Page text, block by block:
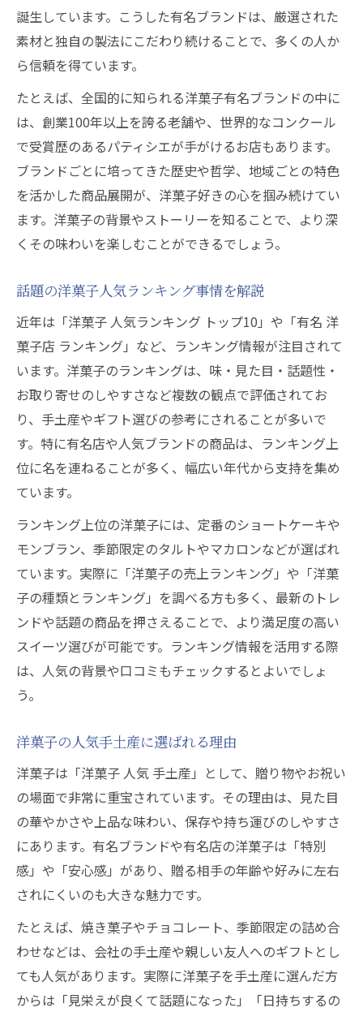
誕生しています。こうした有名ブランドは、厳選された
素材と独自の製法にこだわり続けることで、多くの人か
ら信頼を得ています。
たとえば、全国的に知られる洋菓子有名ブランドの中に
は、創業100年以上を誇る老舗や、世界的なコンクール
で受賞歴のあるパティシエが手がけるお店もあります。
ブランドごとに培ってきた歴史や哲学、地域ごとの特色
を活かした商品展開が、洋菓子好きの心を掴み続けてい
ます。洋菓子の背景やストーリーを知ることで、より深
くその味わいを楽しむことができるでしょう。
話題の洋菓子人気ランキング事情を解説
近年は「洋菓子 人気ランキング トップ10」や「有名 洋
菓子店 ランキング」など、ランキング情報が注目されて
います。洋菓子のランキングは、味・見た目・話題性・
お取り寄せのしやすさなど複数の観点で評価されてお
り、手土産やギフト選びの参考にされることが多いで
す。特に有名店や人気ブランドの商品は、ランキング上
位に名を連ねることが多く、幅広い年代から支持を集め
ています。
ランキング上位の洋菓子には、定番のショートケーキや
モンブラン、季節限定のタルトやマカロンなどが選ばれ
ています。実際に「洋菓子の売上ランキング」や「洋菓
子の種類とランキング」を調べる方も多く、最新のトレ
ンドや話題の商品を押さえることで、より満足度の高い
スイーツ選びが可能です。ランキング情報を活用する際
は、人気の背景や口コミもチェックするとよいでしょ
う。
洋菓子の人気手土産に選ばれる理由
洋菓子は「洋菓子 人気 手土産」として、贈り物やお祝い
の場面で非常に重宝されています。その理由は、見た目
の華やかさや上品な味わい、保存や持ち運びのしやすさ
にあります。有名ブランドや有名店の洋菓子は「特別
感」や「安心感」があり、贈る相手の年齢や好みに左右
されにくいのも大きな魅力です。
たとえば、焼き菓子やチョコレート、季節限定の詰め合
わせなどは、会社の手土産や親しい友人へのギフトとし
ても人気があります。実際に洋菓子を手土産に選んだ方
からは「見栄えが良くて話題になった」「日持ちするの